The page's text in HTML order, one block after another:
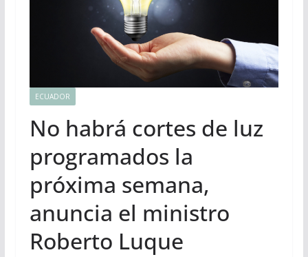
ECUADOR
No habrá cortes de luz
programados la
próxima semana,
anuncia el ministro
Roberto Luque